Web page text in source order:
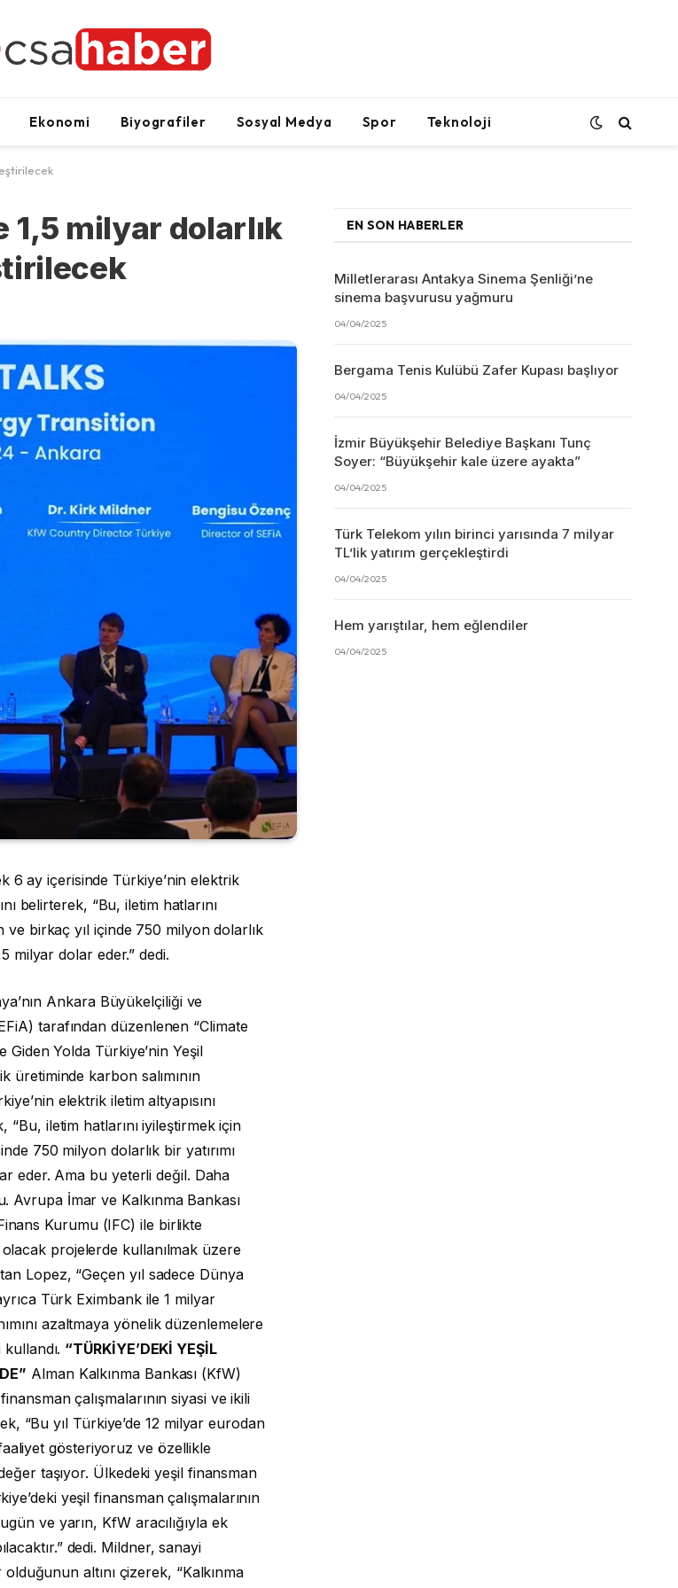
Ekonomi Biyografiler Sosyal Medya Spor Teknoloji
1,5 milyar dolarlık
6 ay içerisinde Türkiye’nin elektrik
belirterek, “Bu, iletim hatlarını
birkaç yıl içinde 750 milyon dolarlık
milyar dolar eder.” dedi.
Ankara Büyükelçiliği ve
tarafından düzenlenen “Climate
Giden Yolda Türkiye’nin Yeşil
üretiminde karbon salımının
elektrik iletim altyapısını
“Bu, iletim hatlarını iyileştirmek için
750 milyon dolarlık bir yatırımı
eder. Ama bu yeterli değil. Daha
Avrupa İmar ve Kalkınma Bankası
Kurumu (IFC) ile birlikte
projelerde kullanılmak üzere
Lopez, “Geçen yıl sadece Dünya
Türk Eximbank ile 1 milyar
azaltmaya yönelik düzenlemelere
“TÜRKİYE’DEKİ YEŞİL
Alman Kalkınma Bankası (KfW)
çalışmalarının siyasi ve ikili
“Bu yıl Türkiye’de 12 milyar eurodan
gösteriyoruz ve özellikle
taşıyor. Ülkedeki yeşil finansman
yeşil finansman çalışmalarının
ve yarın, KfW aracılığıyla ek
dedi. Mildner, sanayi
altını çizerek, “Kalkınma
EN SON HABERLER
Milletlerarası Antakya Sinema Şenliği’ne
sinema başvurusu yağmuru
04/04/2025
Bergama Tenis Kulübü Zafer Kupası başlıyor
04/04/2025
İzmir Büyükşehir Belediye Başkanı Tunç
Soyer: “Büyükşehir kale üzere ayakta”
04/04/2025
Türk Telekom yılın birinci yarısında 7 milyar
TL’lik yatırım gerçekleştirdi
04/04/2025
Hem yarıştılar, hem eğlendiler
04/04/2025